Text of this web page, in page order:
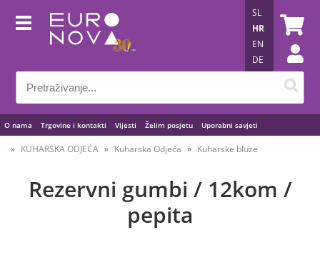
O nama Trgovine i kontakti Vijesti Želim posjetu Uporabni savjeti
SL
HR
EN
DE
KUHARSKA ODJEĆA Kuharska Odjeća Kuharske bluze
Rezervni gumbi / 12kom /
pepita